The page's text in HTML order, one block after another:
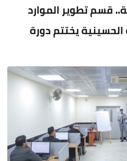
قسم تطوير الموارد
يختتم دورة